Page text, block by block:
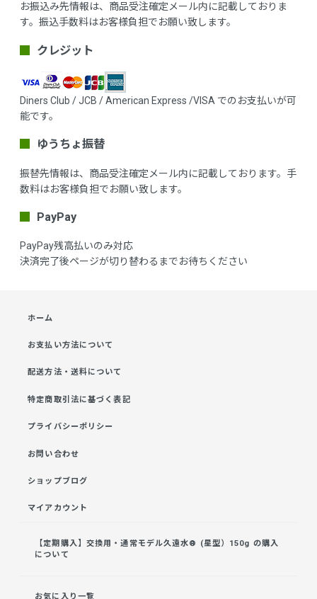
お振込み先情報は、商品受注確定メール内に記載しておりま
す。振込手数料はお客様負担でお願い致します。
クレジット
Diners Club / JCB / American Express /VISA でのお支払いが可
能です。
ゆうちょ振替
振替先情報は、商品受注確定メール内に記載しております。手
数料はお客様負担でお願い致します。
PayPay
PayPay残高払いのみ対応
決済完了後ページが切り替わるまでお待ちください
ホーム
お支払い方法について
配送方法・送料について
特定商取引法に基づく表記
プライバシーポリシー
お問い合わせ
ショップブログ
マイアカウント
【定期購入】交換用・通常モデル久遠水® (星型）150g の購入
について
お気に入り一覧